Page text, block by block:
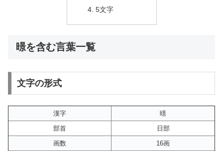
5文字
暻を含む言葉一覧
文字の形式
漢字
暻
部首
日部
画数
16画